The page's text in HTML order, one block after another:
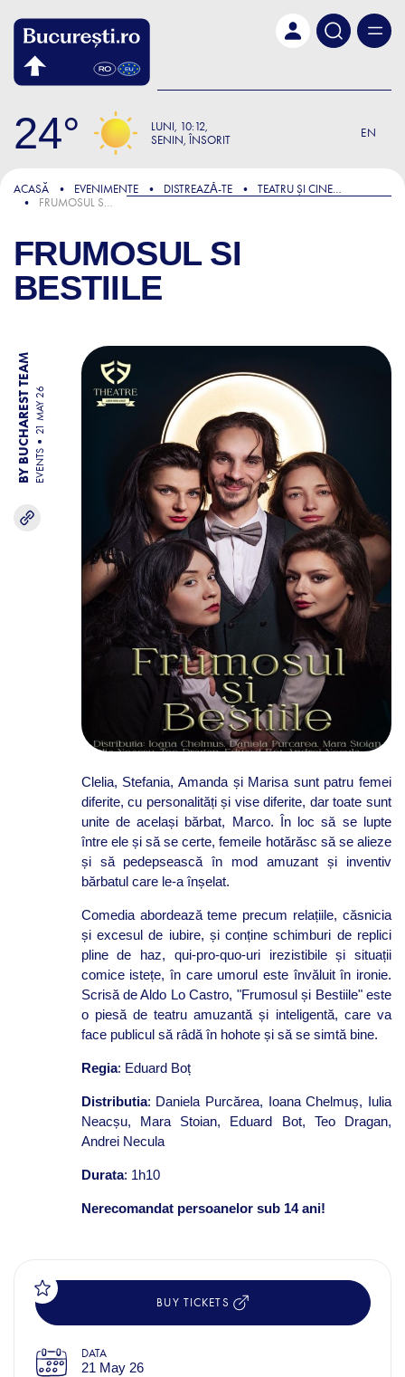
24 LUNI 10:12
SENIN, ÎNSORIT
EN
ACASĂ EVENIMENTE DISTREAZǍ-TE
TEATRU ȘI CINEMA
FRUMOSUL SI BESTIILE
FRUMOSUL SI
BESTIILE
BY BUCHAREST TEAM EVENTS
21 MAY 26
Clelia, Stefania, Amanda și Marisa sunt patru femei
diferite, cu personalități și vise diferite, dar toate sunt
unite de același bărbat, Marco. În loc să se lupte
între ele și să se certe, femeile hotărăsc să se alieze
și să pedepsească în mod amuzant și inventiv
bărbatul care le-a înșelat.
Comedia abordează teme precum relațiile, căsnicia
și excesul de iubire, și conține schimburi de replici
pline de haz, qui-pro-quo-uri irezistibile și situații
comice istețe, în care umorul este învăluit în ironie.
Scrisă de Aldo Lo Castro, "Frumosul și Bestiile" este
o piesă de teatru amuzantă și inteligentă, care va
face publicul să râdă în hohote și să se simtă bine.
Regia: Eduard Boț
Distributia: Daniela Purcărea, Ioana Chelmuș, Iulia
Neacșu, Mara Stoian, Eduard Bot, Teo Dragan,
Andrei Necula
Durata: 1h10
Nerecomandat persoanelor sub 14 ani!
BUY TICKETS
DATA
21 May 26